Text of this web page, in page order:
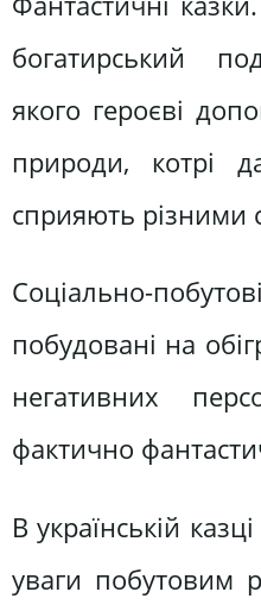
богатирський
якого героєві
природи, котрі
сприяють різними
Соціально-
побудовані на
негативних
фактично
В українській
уваги побутовим